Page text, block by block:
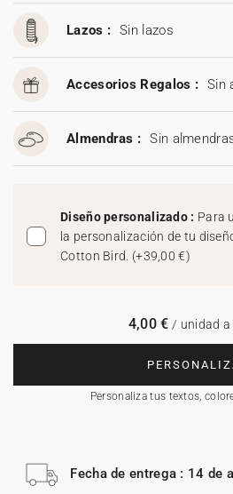
Lazos : Sin lazos
Accesorios Regalos :
Almendras : Sin
Diseño personalizado : Para
la personalización de tu
Cotton Bird. (+39,00 €)
Personaliza tus textos,
4,00 € / unidad a
Fecha de entrega : 14 de